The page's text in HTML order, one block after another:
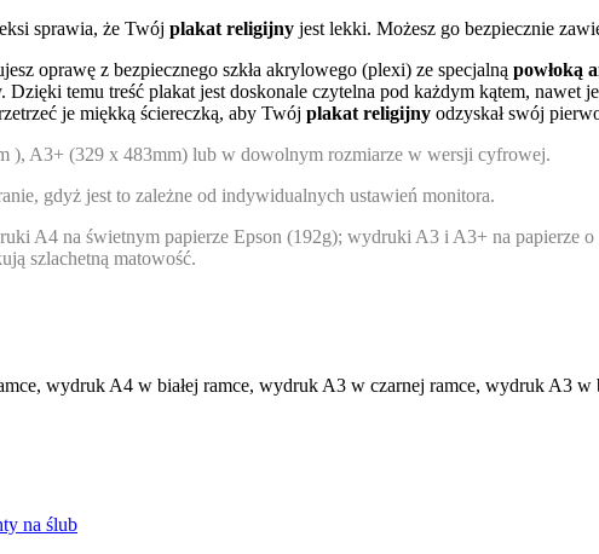
sprawia, że Twój plakat religijny jest lekki. Możesz go bezpiecznie
oprawę z bezpiecznego szkła akrylowego (plexi) ze specjalną powłoką
temu treść plakat jest doskonale czytelna pod każdym kątem, nawet
je miękką ściereczką, aby Twój plakat religijny odzyskał swój
), A3+ (329 x 483mm) lub w dowolnym rozmiarze w wersji cyfrowej.
gdyż jest to zależne od indywidualnych ustawień monitora.
A4 na świetnym papierze Epson (192g); wydruki A3 i A3+ na papierze
szlachetną matowość.
wydruk A4 w białej ramce, wydruk A3 w czarnej ramce, wydruk A3 w
na ślub